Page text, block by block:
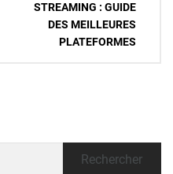
STREAMING : GUIDE
DES MEILLEURES
PLATEFORMES